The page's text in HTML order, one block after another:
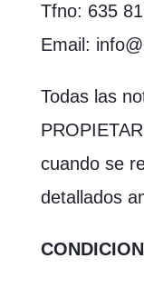
Tfno: 635
Email:
Todas las
cuando se
detallados